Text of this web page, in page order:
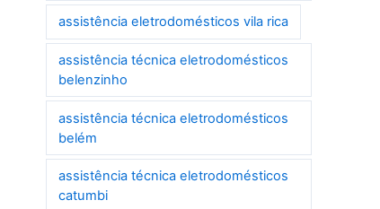
assistência eletrodomésticos vila rica
assistência técnica eletrodomésticos
belenzinho
assistência técnica eletrodomésticos
belém
assistência técnica eletrodomésticos
catumbi